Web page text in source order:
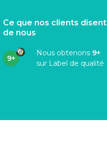
Ce que nos clients disent
de nous
9+
Nous obtenons 9+
sur Label de qualité